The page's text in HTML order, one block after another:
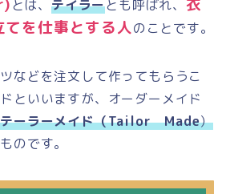
とは、テイラーとも呼ばれ、
を仕事とする人のことです。
などを注文して作ってもらうこ
といいますが、オーダーメイド
テーラーメイド（Tailor Made）
のです。